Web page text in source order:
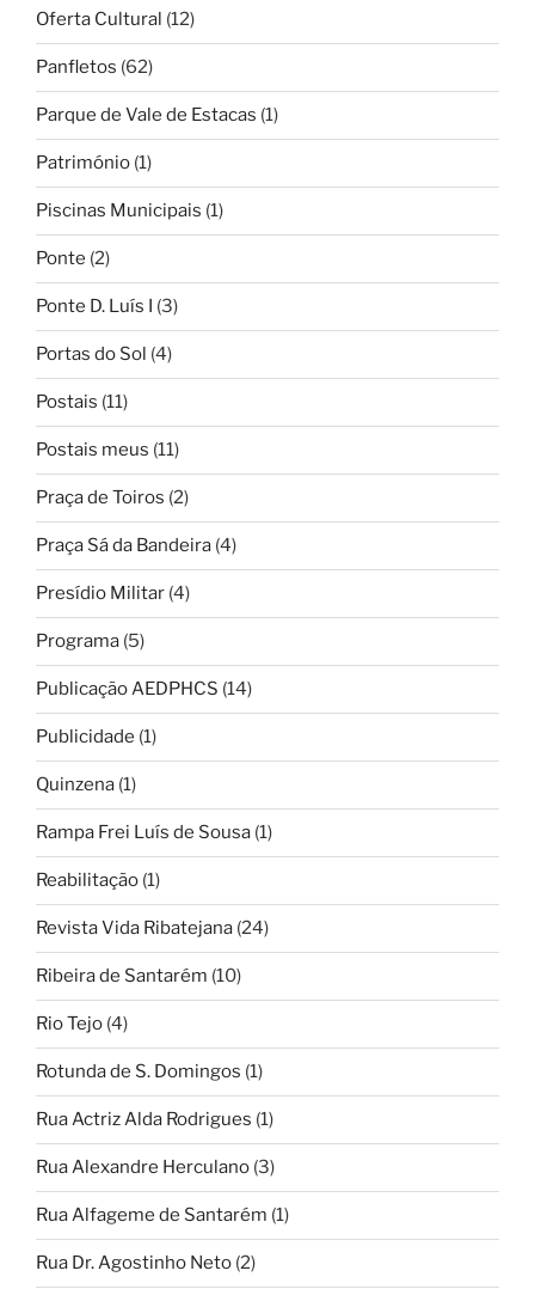
Oferta Cultural (12)
Panfletos (62)
Parque de Vale de Estacas (1)
Património (1)
Piscinas Municipais (1)
Ponte (2)
Ponte D. Luís I (3)
Portas do Sol (4)
Postais (11)
Postais meus (11)
Praça de Toiros (2)
Praça Sá da Bandeira (4)
Presídio Militar (4)
Programa (5)
Publicação AEDPHCS (14)
Publicidade (1)
Quinzena (1)
Rampa Frei Luís de Sousa (1)
Reabilitação (1)
Revista Vida Ribatejana (24)
Ribeira de Santarém (10)
Rio Tejo (4)
Rotunda de S. Domingos (1)
Rua Actriz Alda Rodrigues (1)
Rua Alexandre Herculano (3)
Rua Alfageme de Santarém (1)
Rua Dr. Agostinho Neto (2)